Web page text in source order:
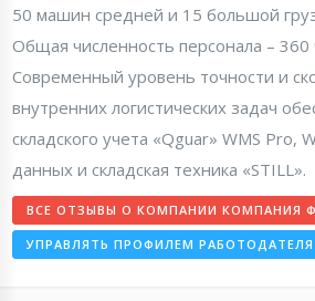
50 машин средней и 15 большой
Общая численность персонала – 360
Современный уровень точности и
внутренних логистических задач
складского учета «Qguar» WMS Pro,
данных и складская техника «STILL».
ВСЕ ОТЗЫВЫ О КОМПАНИИ КОМПАНИЯ
УПРАВЛЯТЬ ПРОФИЛЕМ РАБОТОДАТЕЛЯ